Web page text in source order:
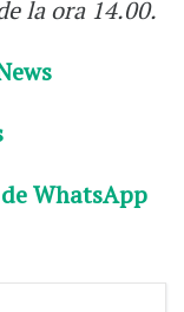
la ora 14.00.
WhatsApp